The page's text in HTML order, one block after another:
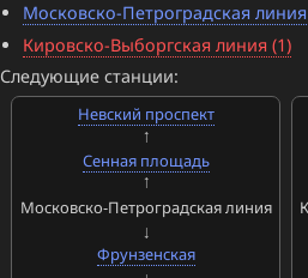
Московско-Петроградская линия
Кировско-Выборгская линия (1)
Следующие станции:
Невский проспект
Сенная площадь
Московско-Петроградская линия
Фрунзенская